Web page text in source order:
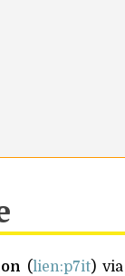
(lien:p7it)